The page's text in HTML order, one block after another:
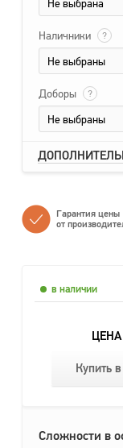
Не выбрана
Наличники ?
Не выбраны
Доборы ?
Не выбраны
Гарантия цены
от
в наличии
Купить
Сложности в